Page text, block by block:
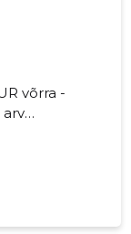
võrra -
arv